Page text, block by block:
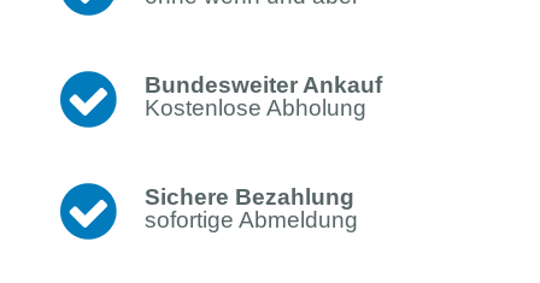
Bundesweiter Ankauf
Kostenlose Abholung
Sichere Bezahlung
sofortige Abmeldung